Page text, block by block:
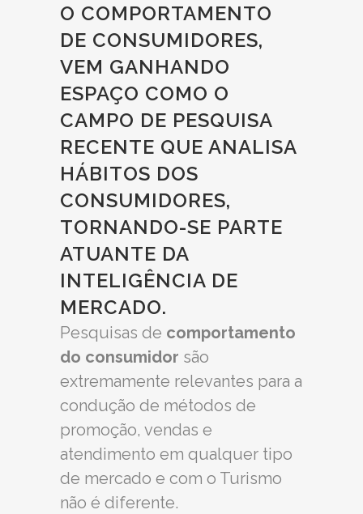
O COMPORTAMENTO
DE CONSUMIDORES,
VEM GANHANDO
ESPAÇO COMO O
CAMPO DE PESQUISA
RECENTE QUE ANALISA
HÁBITOS DOS
CONSUMIDORES,
TORNANDO-SE PARTE
ATUANTE DA
INTELIGÊNCIA DE
MERCADO.
Pesquisas de comportamento
do consumidor são
extremamente relevantes para a
condução de métodos de
promoção, vendas e
atendimento em qualquer tipo
de mercado e com o Turismo
não é diferente.